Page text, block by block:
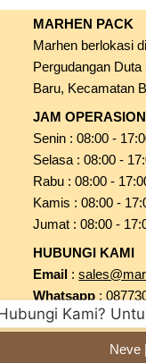
MARHEN PACK
Marhen berlokasi
Pergudangan
Baru, Kecamatan
JAM
Senin : 08:00 -
Selasa : 08:00 -
Rabu : 08:00 -
Kamis : 08:00 -
Jumat : 08:00 -
HUBUNGI KAMI
Email :
Whatsapp :
Lokasi:Marhen
Neve
Kami?